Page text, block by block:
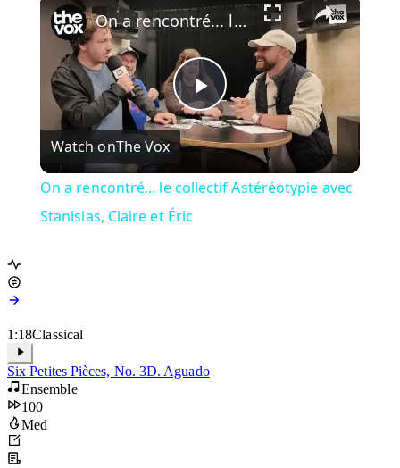
×
Play
Video
Watch onThe Vox
On a rencontré... le collectif Astéréotypie avec
1:18Classical
Six Petites Pièces, No. 3
Ensemble